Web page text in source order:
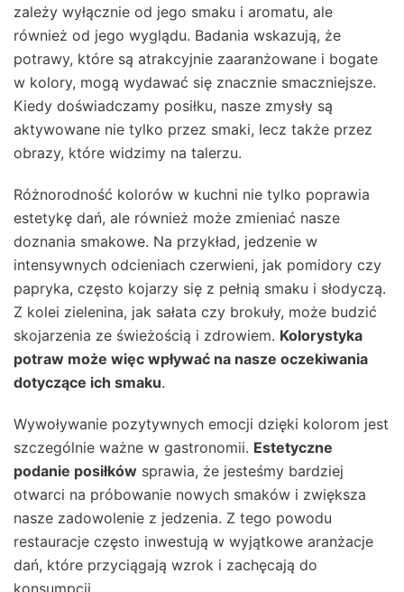
zależy wyłącznie od jego smaku i aromatu, ale
również od jego wyglądu. Badania wskazują, że
potrawy, które są atrakcyjnie zaaranżowane i bogate
w kolory, mogą wydawać się znacznie smaczniejsze.
Kiedy doświadczamy posiłku, nasze zmysły są
aktywowane nie tylko przez smaki, lecz także przez
obrazy, które widzimy na talerzu.
Różnorodność kolorów w kuchni nie tylko poprawia
estetykę dań, ale również może zmieniać nasze
doznania smakowe. Na przykład, jedzenie w
intensywnych odcieniach czerwieni, jak pomidory czy
papryka, często kojarzy się z pełnią smaku i słodyczą.
Z kolei zielenina, jak sałata czy brokuły, może budzić
skojarzenia ze świeżością i zdrowiem. Kolorystyka
potraw może więc wpływać na nasze oczekiwania
dotyczące ich smaku.
Wywoływanie pozytywnych emocji dzięki kolorom jest
szczególnie ważne w gastronomii. Estetyczne
podanie posiłków sprawia, że jesteśmy bardziej
otwarci na próbowanie nowych smaków i zwiększa
nasze zadowolenie z jedzenia. Z tego powodu
restauracje często inwestują w wyjątkowe aranżacje
dań, które przyciągają wzrok i zachęcają do
konsumpcji.